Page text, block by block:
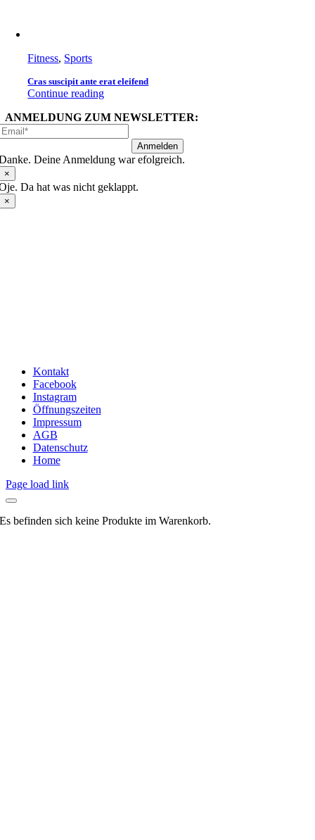
Fitness, Sports
Cras suscipit ante erat eleifend
Continue reading
ANMELDUNG ZUM NEWSLETTER:
Anmelden
Deine Anmeldung war efolgreich.
×
Da hat was nicht geklappt.
×
Kontakt
Facebook
Instagram
Öffnungszeiten
Impressum
AGB
Datenschutz
Home
Page load link
Es befinden sich keine Produkte im Warenkorb.